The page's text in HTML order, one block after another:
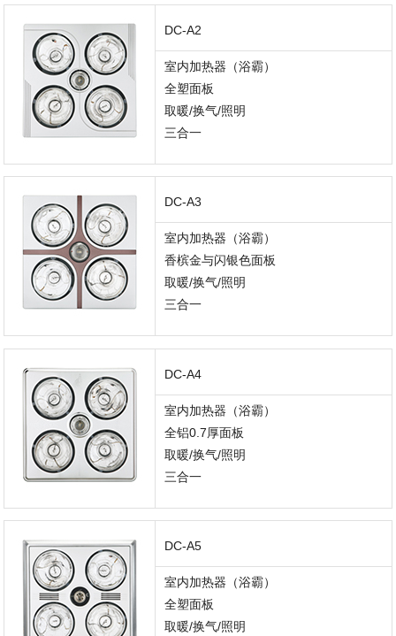
DC-A2
室内加热器（浴霸）
全塑面板
取暖/换气/照明
三合一
DC-A3
室内加热器（浴霸）
香槟金与闪银色面板
取暖/换气/照明
三合一
DC-A4
室内加热器（浴霸）
全铝0.7厚面板
取暖/换气/照明
三合一
DC-A5
室内加热器（浴霸）
全塑面板
取暖/换气/照明